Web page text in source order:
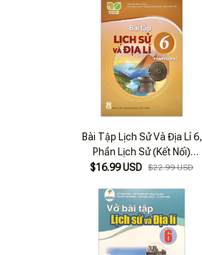
Bài Tập Lịch Sử Và Địa Lí 6,
Phần Lịch Sử (Kết Nối)
(Chuẩn)
$16.99 USD $22.99 USD